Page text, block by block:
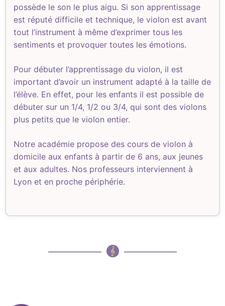
possède le son le plus aigu. Si son apprentissage
est réputé difficile et technique, le violon est avant
tout l’instrument à même d’exprimer tous les
sentiments et provoquer toutes les émotions.
Pour débuter l’apprentissage du violon, il est
important d’avoir un instrument adapté à la taille de
l’élève. En effet, pour les enfants il est possible de
débuter sur un 1/4, 1/2 ou 3/4, qui sont des violons
plus petits que le violon entier.
Notre académie propose des cours de violon à
domicile aux enfants à partir de 6 ans, aux jeunes
et aux adultes. Nos professeurs interviennent à
Lyon et en proche périphérie.